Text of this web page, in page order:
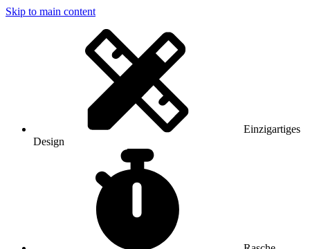
Skip to main content
Einzigartiges
Design